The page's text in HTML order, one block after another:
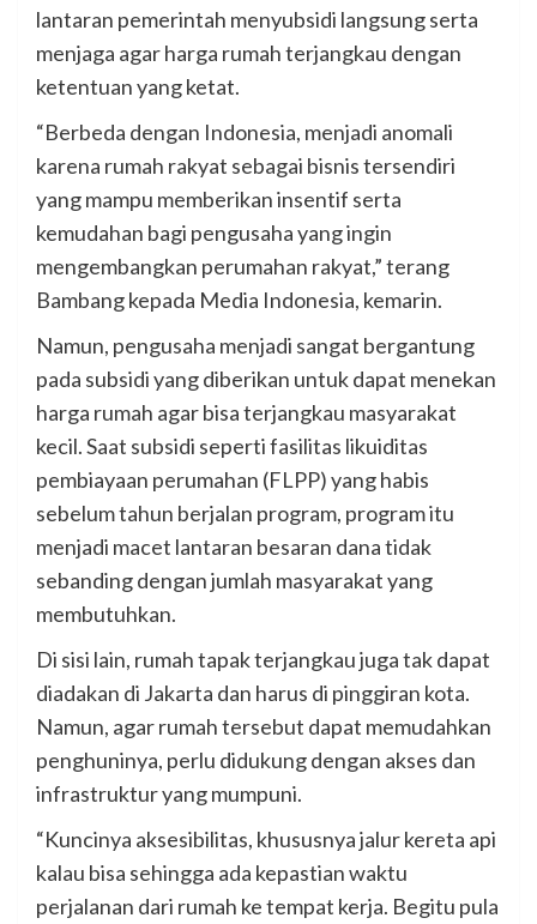
lantaran pemerintah menyubsidi langsung serta
menjaga agar harga rumah terjangkau dengan
ketentuan yang ketat.
“Berbeda dengan Indonesia, menjadi anomali
karena rumah rakyat sebagai bisnis tersendiri
yang mampu memberikan insentif serta
kemudahan bagi pengusaha yang ingin
mengembangkan perumahan rakyat,” terang
Bambang kepada Media Indonesia, kemarin.
Namun, pengusaha menjadi sangat bergantung
pada subsidi yang diberikan untuk dapat menekan
harga rumah agar bisa terjangkau masyarakat
kecil. Saat subsidi seperti fasilitas likuiditas
pembiayaan perumahan (FLPP) yang habis
sebelum tahun berjalan prog­ram, program itu
menjadi macet lantaran besaran dana tidak
sebanding dengan jumlah masyarakat yang
membutuhkan.
Di sisi lain, rumah tapak terjangkau juga tak dapat
diadakan di Jakarta dan harus di pinggiran kota.
Namun, agar rumah tersebut dapat memudahkan
penghuninya, perlu didukung dengan akses dan
infrastruktur yang mumpuni.
“Kuncinya aksesibilitas, khususnya jalur kereta api
kalau bisa sehingga ada kepastian waktu
perjalanan dari rumah ke tempat kerja. Begitu pula